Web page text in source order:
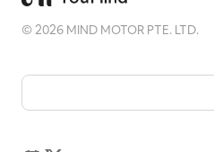
©2026 MIND MOTOR PTE. LTD.